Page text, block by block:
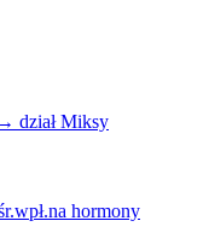
Miksy
hormony